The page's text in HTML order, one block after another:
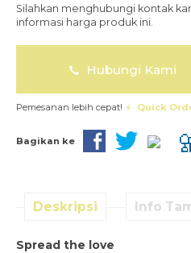
Silahkan menghubungi kontak
informasi harga produk ini.
Hubungi Kami
Pemesanan lebih cepat! Quick
Bagikan ke
Deskripsi Info
Spread the love